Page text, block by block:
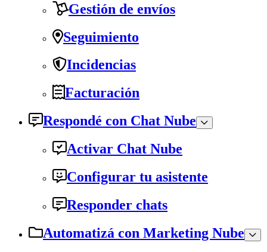
Gestión de envíos
Seguimiento
Incidencias
Facturación
Respondé con Chat Nube
Activar Chat Nube
Configurar tu asistente
Responder chats
Automatizá con Marketing Nube